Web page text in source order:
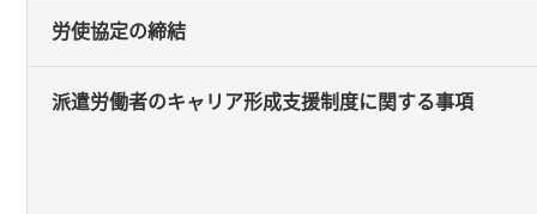
労使協定の締結
派遣労働者のキャリア形成支援制度に関する事項